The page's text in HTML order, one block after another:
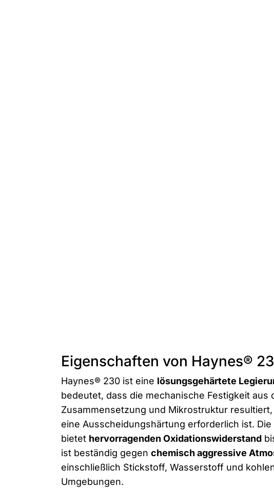
Eigenschaften von Haynes®
Haynes® 230 ist eine lösungsgehärtete
bedeutet, dass die mechanische Festigkeit aus
Zusammensetzung und Mikrostruktur
eine Ausscheidungshärtung erforderlich ist. Die
bietet hervorragenden Oxidationswiderstand
ist beständig gegen chemisch aggressive
einschließlich Stickstoff, Wasserstoff und
Umgebungen.